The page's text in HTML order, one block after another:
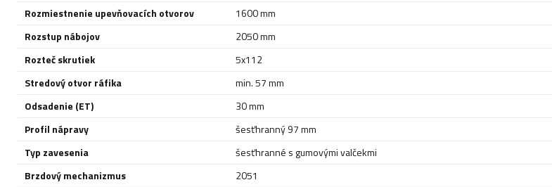
Rozmiestnenie upevňovacích otvorov
1600 mm
Rozstup nábojov
2050 mm
Rozteč skrutiek
5x112
Stredový otvor ráfika
min. 57 mm
Odsadenie (ET)
30 mm
Profil nápravy
šesťhranný 97 mm
Typ zavesenia
šesťhranné s gumovými valčekmi
Brzdový mechanizmus
2051